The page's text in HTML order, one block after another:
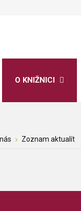
O KNIŽNICI
Zoznam aktualít